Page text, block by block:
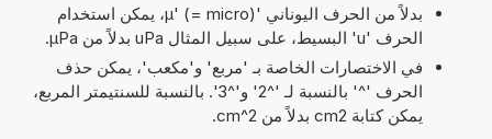
بدلاً من الحرف اليوناني 'µ' (= micro)، يمكن استخدام
الحرف 'u' البسيط، على سبيل المثال uPa بدلاً من µPa.
في الاختصارات الخاصة بـ 'مربع' و'مكعب'، يمكن حذف
الحرف '^' بالنسبة لـ '^2' و'^3'. بالنسبة للسنتيمتر المربع،
يمكن كتابة cm2 بدلاً من cm^2.